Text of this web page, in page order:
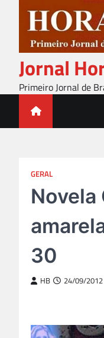
content
Jornal
Primeiro Jornal de
GERAL
Novela
30
HB 24/09/2012